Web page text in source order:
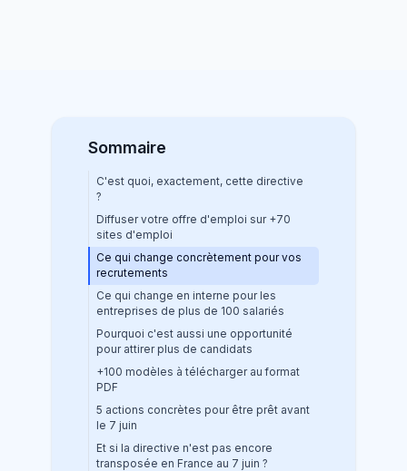
Sommaire
C'est quoi, exactement, cette directive
?
Diffuser votre offre d'emploi sur +70
sites d'emploi
Ce qui change concrètement pour vos
recrutements
Ce qui change en interne pour les
entreprises de plus de 100 salariés
Pourquoi c'est aussi une opportunité
pour attirer plus de candidats
+100 modèles à télécharger au format
PDF
5 actions concrètes pour être prêt avant
le 7 juin
Et si la directive n'est pas encore
transposée en France au 7 juin ?